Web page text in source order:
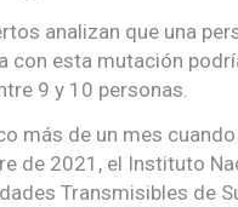
analizan que una
con esta mutación
9 y 10 personas.
más de un mes
de 2021, el Instituto
Transmisibles de